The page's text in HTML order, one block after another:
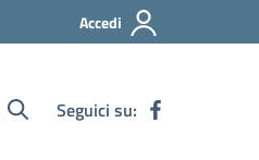
Accedi
Seguici su: